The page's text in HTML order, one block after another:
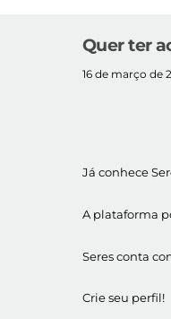
Quer ter
16 de março de
Já conhece
A plataforma
Seres conta
Crie seu perfil!